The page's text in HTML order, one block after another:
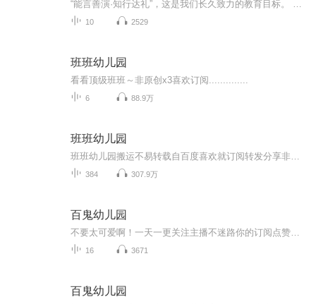
10 2529
班班幼儿园
看看顶级班班～非原创x3喜欢订阅..............
6 88.9万
班班幼儿园
384 307.9万
百鬼幼儿园
16 3671
百鬼幼儿园